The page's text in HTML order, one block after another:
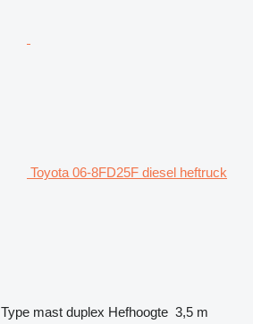
Toyota 06-8FD25F diesel heftruck
Type mast duplex Hefhoogte 3,5 m